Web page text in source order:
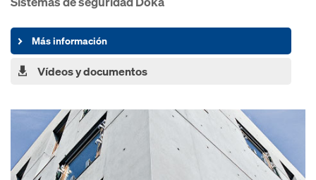
Más información
Vídeos y documentos